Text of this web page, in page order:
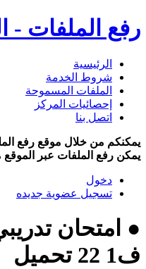
رفع الملفات -
الرئيسية
شروط الخدمة
الملفات المسموحة
إحصائيات المركز
اتصل بنا
يمكنكم من خلال موقع رفع
يمكن رفع الملفات عبر
دخول
تسجيل عضوية جديده
● امتحان
ف1 22 تحميل